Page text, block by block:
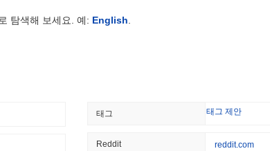
하여 어떤 성과를 내고 있나요?
의 하락을 기록한 전체 암호화폐 시장을 앞질렀습니다. 이는 더
CRYPTO REGULATIONS
있도록 지원할 계획
탐색해 보세요. 예: English
태그 태그 제안
Reddit reddit.com